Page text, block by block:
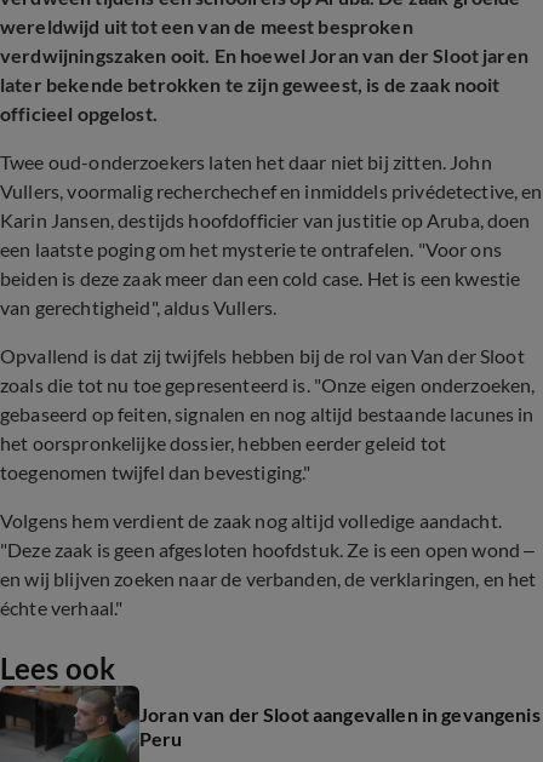
wereldwijd uit tot een van de meest besproken
verdwijningszaken ooit. En hoewel Joran van der Sloot jaren
later bekende betrokken te zijn geweest, is de zaak nooit
officieel opgelost.
Twee oud-onderzoekers laten het daar niet bij zitten. John
Vullers, voormalig recherchechef en inmiddels privédetective, en
Karin Jansen, destijds hoofdofficier van justitie op Aruba, doen
een laatste poging om het mysterie te ontrafelen. "Voor ons
beiden is deze zaak meer dan een cold case. Het is een kwestie
van gerechtigheid", aldus Vullers.
Opvallend is dat zij twijfels hebben bij de rol van Van der Sloot
zoals die tot nu toe gepresenteerd is. "Onze eigen onderzoeken,
gebaseerd op feiten, signalen en nog altijd bestaande lacunes in
het oorspronkelijke dossier, hebben eerder geleid tot
toegenomen twijfel dan bevestiging."
Volgens hem verdient de zaak nog altijd volledige aandacht.
"Deze zaak is geen afgesloten hoofdstuk. Ze is een open wond –
en wij blijven zoeken naar de verbanden, de verklaringen, en het
échte verhaal."
Lees ook
Joran van der Sloot aangevallen in gevangenis
Peru